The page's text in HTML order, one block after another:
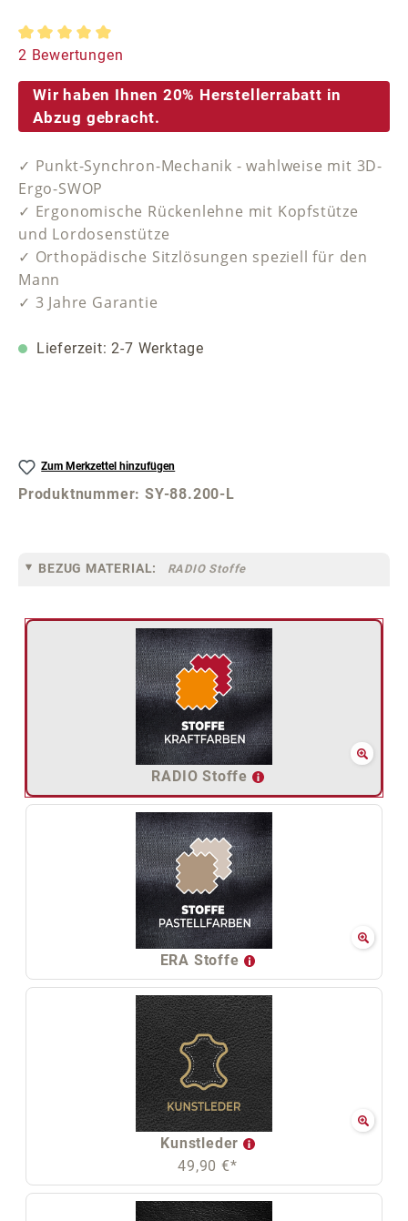
Durchschnittliche Bewertung von 5 von 5 Sternen
2 Bewertungen
Wir haben Ihnen 20% Herstellerrabatt in
Abzug gebracht.
✓ Punkt-Synchron-Mechanik - wahlweise mit 3D-
Ergo-SWOP
✓ Ergonomische Rückenlehne mit Kopfstütze
und Lordosenstütze
✓ Orthopädische Sitzlösungen speziell für den
Mann
✓ 3 Jahre Garantie
Lieferzeit: 2-7 Werktage
Zum Merkzettel hinzufügen
Produktnummer:SY-88.200-L
BEZUG MATERIAL: RADIO Stoffe
RADIO Stoffe
ERA Stoffe
Kunstleder
49,90 €*